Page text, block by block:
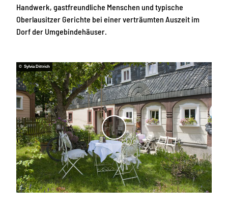
Handwerk, gastfreundliche Menschen und typische
Oberlausitzer Gerichte bei einer verträumten Auszeit im
Dorf der Umgebindehäuser.
V
i
d
e
o
a
© Sylvia Dittrich